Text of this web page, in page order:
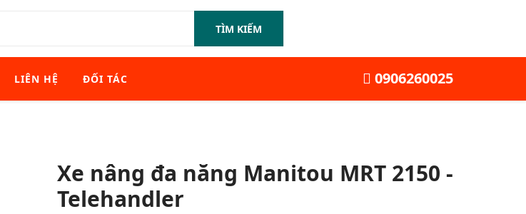
TÌM KIẾM
LIÊN HỆ ĐỐI TÁC 0906260025
Xe nâng đa năng Manitou MRT 2150 -
Telehandler